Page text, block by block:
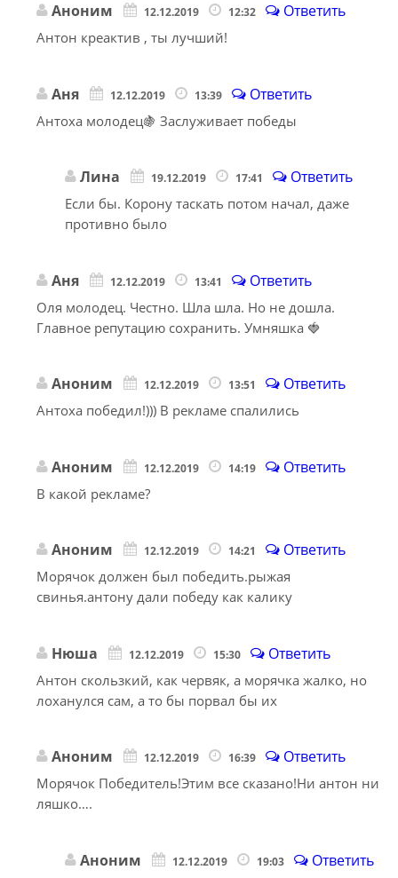
Аноним 12.12.2019 12:32 Ответить
Антон креактив , ты лучший!
Аня 12.12.2019 13:39 Ответить
Антоха молодец🍇 Заслуживает победы
Лина 19.12.2019 17:41 Ответить
Если бы. Корону таскать потом начал, даже
противно было
Аня 12.12.2019 13:41 Ответить
Оля молодец. Честно. Шла шла. Но не дошла.
Главное репутацию сохранить. Умняшка 🍓
Аноним 12.12.2019 13:51 Ответить
Антоха победил!))) В рекламе спалились
Аноним 12.12.2019 14:19 Ответить
В какой рекламе?
Аноним 12.12.2019 14:21 Ответить
Морячок должен был победить.рыжая
свинья.антону дали победу как калику
Нюша 12.12.2019 15:30 Ответить
Антон скользкий, как червяк, а морячка жалко, но
лоханулся сам, а то бы порвал бы их
Аноним 12.12.2019 16:39 Ответить
Морячок Победитель!Этим все сказано!Ни антон ни
ляшко….
Аноним 12.12.2019 19:03 Ответить